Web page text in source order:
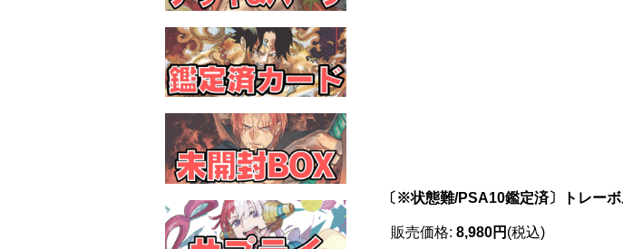
〔※状態難/PSA10鑑定済〕トレー
販売価格: 8,980円 (税込)